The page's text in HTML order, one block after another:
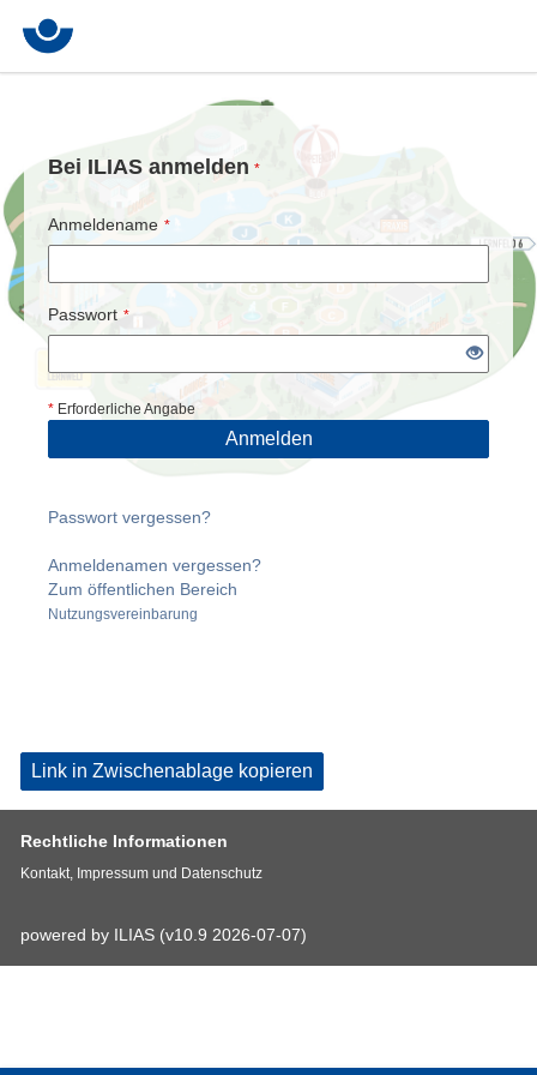
Bei ILIAS anmelden *
Anmeldename *
Passwort *
* Erforderliche Angabe
Anmelden
Passwort vergessen?
Anmeldenamen vergessen?
Zum öffentlichen Bereich
Nutzungsvereinbarung
Link in Zwischenablage kopieren
Rechtliche Informationen
Kontakt, Impressum und Datenschutz
powered by ILIAS (v10.9 2026-07-07)